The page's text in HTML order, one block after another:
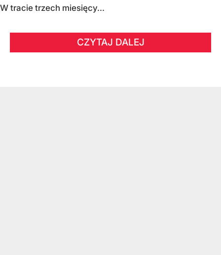
W tracie trzech miesięcy...
CZYTAJ DALEJ